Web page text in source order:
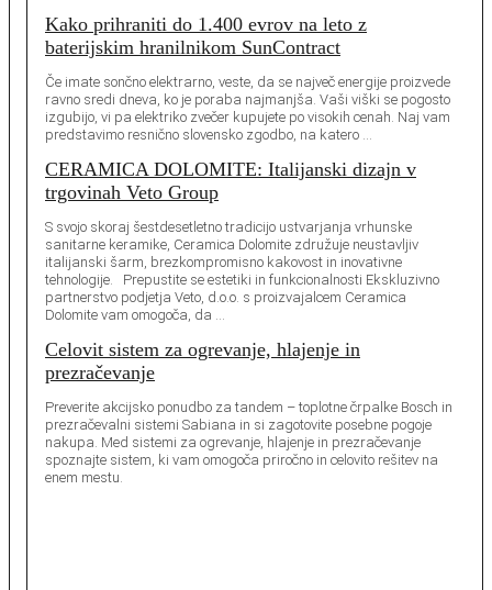
Kako prihraniti do 1.400 evrov na leto z
baterijskim hranilnikom SunContract
Če imate sončno elektrarno, veste, da se največ energije proizvede
ravno sredi dneva, ko je poraba najmanjša. Vaši viški se pogosto
izgubijo, vi pa elektriko zvečer kupujete po visokih cenah. Naj vam
predstavimo resnično slovensko zgodbo, na katero …
CERAMICA DOLOMITE: Italijanski dizajn v
trgovinah Veto Group
S svojo skoraj šestdesetletno tradicijo ustvarjanja vrhunske
sanitarne keramike, Ceramica Dolomite združuje neustavljiv
italijanski šarm, brezkompromisno kakovost in inovativne
tehnologije. Prepustite se estetiki in funkcionalnosti Ekskluzivno
partnerstvo podjetja Veto, d.o.o. s proizvajalcem Ceramica
Dolomite vam omogoča, da …
Celovit sistem za ogrevanje, hlajenje in
prezračevanje
Preverite akcijsko ponudbo za tandem – toplotne črpalke Bosch in
prezračevalni sistemi Sabiana in si zagotovite posebne pogoje
nakupa. Med sistemi za ogrevanje, hlajenje in prezračevanje
spoznajte sistem, ki vam omogoča priročno in celovito rešitev na
enem mestu.